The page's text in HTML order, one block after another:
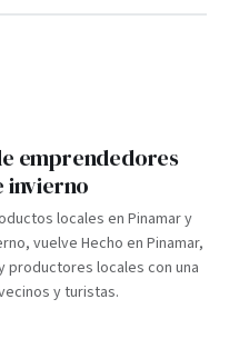
emprendedores
invierno
locales en Pinamar y
vuelve Hecho en Pinamar,
productores locales con una
y turistas.